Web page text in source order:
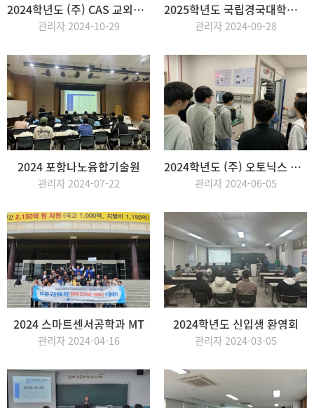
2024학년도 (주) CAS 교외교육
관리자 2024-10-29
2025학년도 국립경국대학교 미리캠퍼스 개최
관리자 2024-09-28
2024 포항나노융합기술원
관리자 2024-07-22
2024학년도 (주) 오토닉스 교외교육
관리자 2024-06-05
2024 스마트센서공학과 MT
관리자 2024-04-16
2024학년도 신입생 환영회
관리자 2024-03-05